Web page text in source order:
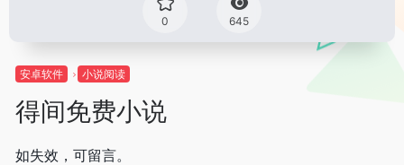
0 645
安卓软件 小说阅读
得间免费小说
如失效，可留言。